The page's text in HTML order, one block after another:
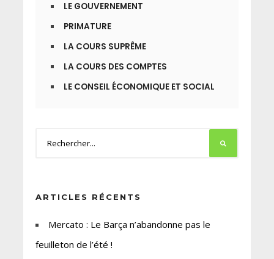
LE GOUVERNEMENT
PRIMATURE
LA COURS SUPRÊME
LA COURS DES COMPTES
LE CONSEIL ÉCONOMIQUE ET SOCIAL
ARTICLES RÉCENTS
Mercato : Le Barça n’abandonne pas le
feuilleton de l’été !